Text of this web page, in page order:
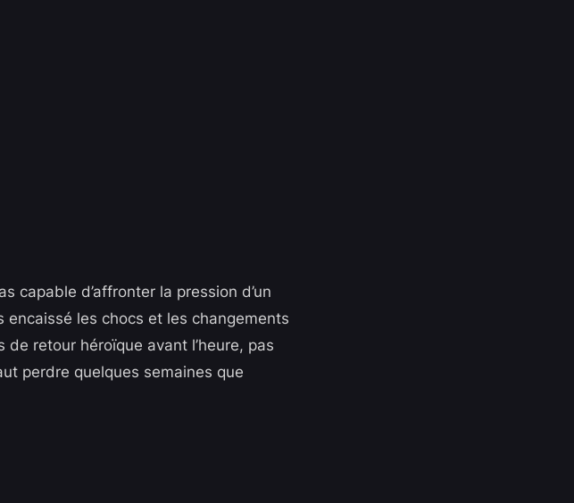
capable d’affronter la pression d’un
encaissé les chocs et les changements
retour héroïque avant l’heure, pas
perdre quelques semaines que